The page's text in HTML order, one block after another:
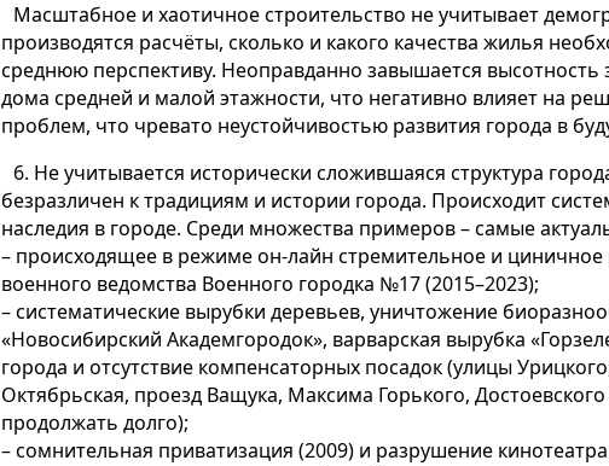
Масштабное и хаотичное строительство не учитывает
производятся расчёты, сколько и какого качества жилья
среднюю перспективу. Неоправданно завышается высотность
дома средней и малой этажности, что негативно влияет на
проблем, что чревато неустойчивостью развития города в
6. Не учитывается исторически сложившаяся структура
безразличен к традициям и истории города. Происходит
наследия в городе. Среди множества примеров – самые
– происходящее в режиме он-лайн стремительное и циничное
военного ведомства Военного городка №17 (2015–2023);
– систематические вырубки деревьев, уничтожение
«Новосибирский Академгородок», варварская вырубка
города и отсутствие компенсаторных посадок (улицы
Октябрьская, проезд Ващука, Максима Горького,
продолжать долго);
– сомнительная приватизация (2009) и разрушение